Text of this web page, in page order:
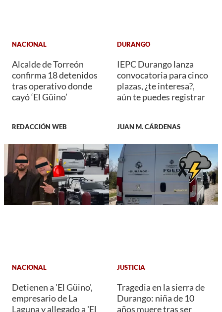
NACIONAL
Alcalde de Torreón
confirma 18 detenidos
tras operativo donde
cayó ‘El Güino’
REDACCIÓN WEB
DURANGO
IEPC Durango lanza
convocatoria para cinco
plazas, ¿te interesa?,
aún te puedes registrar
JUAN M. CÁRDENAS
NACIONAL
Detienen a 'El Güino',
empresario de La
Laguna y allegado a 'El
JUSTICIA
Tragedia en la sierra de
Durango: niña de 10
años muere tras ser